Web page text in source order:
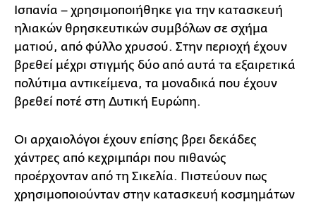
Ισπανία – χρησιμοποιήθηκε για την κατασκευή
ηλιακών θρησκευτικών συμβόλων σε σχήμα
ματιού, από φύλλο χρυσού. Στην περιοχή έχουν
βρεθεί μέχρι στιγμής δύο από αυτά τα εξαιρετικά
πολύτιμα αντικείμενα, τα μοναδικά που έχουν
βρεθεί ποτέ στη Δυτική Ευρώπη.
Οι αρχαιολόγοι έχουν επίσης βρει δεκάδες
χάντρες από κεχριμπάρι που πιθανώς
προέρχονταν από τη Σικελία. Πιστεύουν πως
χρησιμοποιούνταν στην κατασκευή κοσμημάτων